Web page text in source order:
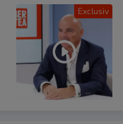
Exclusiv